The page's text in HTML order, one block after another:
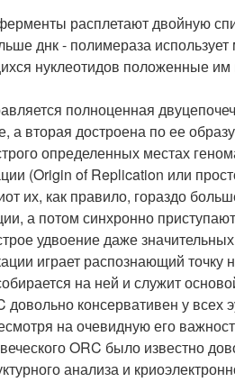
расплетают двойную
днк - полимераза
нуклеотидов положенные
полноценная
а вторая достроена по ее
определенных местах
(Origin of Replication или
их, как правило, гораздо
а потом синхронно
удвоение даже
играет распознающий точку
на ней и служит
консервативен у всех
на очевидную его
ORC было известно
анализа и